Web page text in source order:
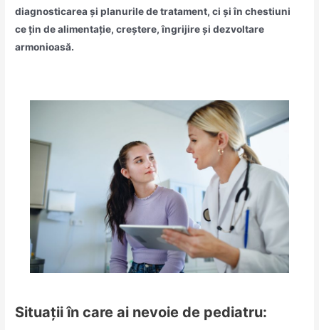
diagnosticarea și planurile de tratament, ci și în chestiuni
ce țin de alimentație, creștere, îngrijire și dezvoltare
armonioasă.
Situații în care ai nevoie de pediatru: